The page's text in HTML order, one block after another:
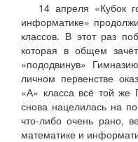
14 апреля «Кубок
информатике»
классов. В этот раз
которая в общем
«пододвинув»
личном первенстве
«А» класса всё той
снова нацелилась на
что-либо очень рано,
математике и